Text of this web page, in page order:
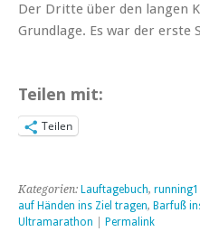
Der Dritte über den langen
Grundlage. Es war der erste
Teilen mit:
Teilen
Kategorien: Lauftagebuch,
auf Händen ins Ziel tragen, Barfuß
Ultramarathon
Permalink